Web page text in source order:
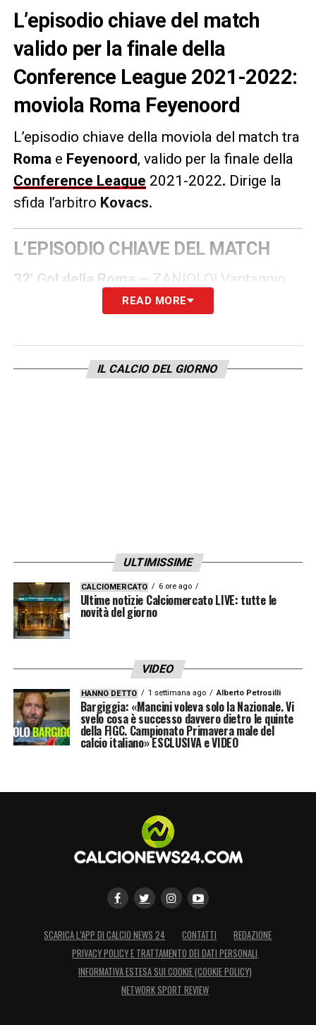
L’episodio chiave del match
valido per la finale della
Conference League 2021-2022:
moviola Roma Feyenoord
L’episodio chiave della moviola del match tra
Roma e Feyenoord, valido per la finale della
Conference League 2021-2022. Dirige la
sfida l’arbitro Kovacs.
L’EPISODIO CHIAVE DEL MATCH
32′ Gol della Roma – ZANIOLO! Vantaggio
Roma. Lancio dalla trequarti di Oliveira per
mancino a scavalcare il portiere avversario.
Regolare la posizione dell’attaccante
READ MORE
IL CALCIO DEL GIORNO
ULTIMISSIME
CALCIOMERCATO 6 ore ago
Ultime notizie Calciomercato LIVE: tutte le
novità del giorno
VIDEO
HANNO DETTO 1 settimana ago Alberto Petrosilli
Bargiggia: «Mancini voleva solo la Nazionale. Vi
svelo cosa è successo davvero dietro le quinte
della FIGC. Campionato Primavera male del
calcio italiano» ESCLUSIVA e VIDEO
SCARICA L’APP DI CALCIO NEWS 24 CONTATTI
REDAZIONE
PRIVACY POLICY E TRATTAMENTO DEI DATI PERSONALI
INFORMATIVA ESTESA SUI COOKIE (COOKIE POLICY)
NETWORK SPORT REVIEW